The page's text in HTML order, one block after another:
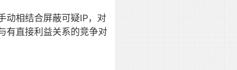
动相结合屏蔽可疑IP，对
有直接利益关系的竞争对